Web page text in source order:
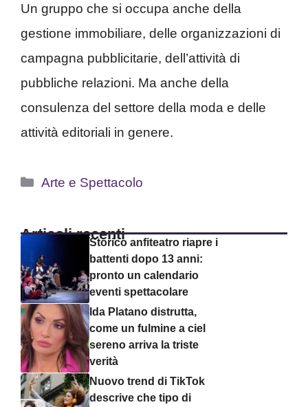
Un gruppo che si occupa anche della
gestione immobiliare, delle organizzazioni di
campagna pubblicitarie, dell’attività di
pubbliche relazioni. Ma anche della
consulenza del settore della moda e delle
attività editoriali in genere.
Categorie
Arte e Spettacolo
Articoli recentiStorico anfiteatro riapre i
battenti dopo 13 anni:
pronto un calendario
eventi spettacolare
Ida Platano distrutta,
come un fulmine a ciel
sereno arriva la triste
verità
Nuovo trend di TikTok
descrive che tipo di